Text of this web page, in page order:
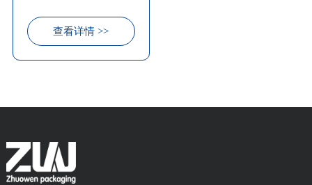
查看详情 >>